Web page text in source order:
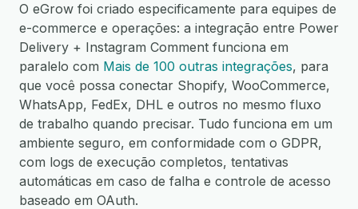
O eGrow foi criado especificamente para equipes de
e-commerce e operações: a integração entre Power
Delivery + Instagram Comment funciona em
paralelo com Mais de 100 outras integrações, para
que você possa conectar Shopify, WooCommerce,
WhatsApp, FedEx, DHL e outros no mesmo fluxo
de trabalho quando precisar. Tudo funciona em um
ambiente seguro, em conformidade com o GDPR,
com logs de execução completos, tentativas
automáticas em caso de falha e controle de acesso
baseado em OAuth.